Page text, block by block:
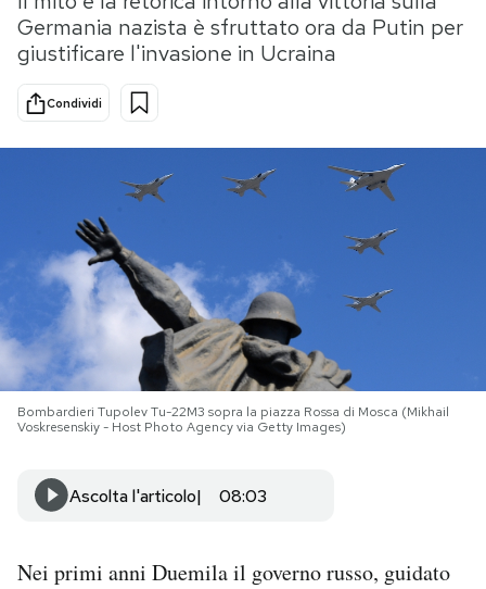
Scienza
Cultura
Sport
Media
Europa
NEWSLETTER
I MIEI PREFERITI
SHOP
CALENDARIO
AREA PERSONALE
Germania nazista è sfruttato ora da Putin per
giustificare l'invasione in Ucraina
Condividi
Bombardieri Tupolev Tu-22M3 sopra la piazza Rossa di Mosca (Mikhail
Voskresenskiy - Host Photo Agency via Getty Images)
Ascolta l'articolo 08:03
Nei primi anni Duemila il governo russo, guidato